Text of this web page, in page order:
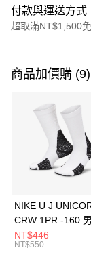
付款與運送方式
超取滿NT$1,500
信用卡一次付款
3 期 0 利率 每
合作金庫商業銀
華南商業銀行
上海商業儲蓄銀
元大商業銀行
Apple Pay
全盈+PAY
AFTEE先享後付
商品加價購 (9)
NIKE U J
CRW 1PR -160 男
中統襪 FZ3393100
NT$446
NT$550